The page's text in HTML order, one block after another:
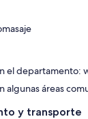
el departamento:
algunas áreas
y transporte